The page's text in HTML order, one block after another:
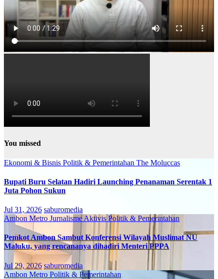
You missed
Ekonomi & Bisnis Politik & Pemerintahan The Moluccas
Bupati Buru Selatan Hadiri Launching Penanaman Serentak 1
Juta Pohon Sukun
Jul 31, 2026 saburomedia
Ambon Metro Jurnalisme Aktivis Politik & Pemerintahan
Pemkot Ambon Sambut Konferensi Wilayah Muslimat NU
Maluku, yang rencananya dihadiri Menteri PPPA
Jul 29, 2026 saburomedia
Ambon Metro Politik & Pemerintahan